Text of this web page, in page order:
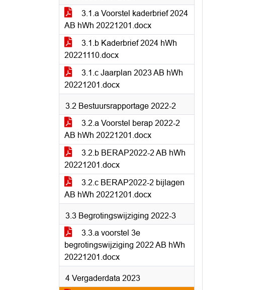
3.1.a Voorstel kaderbrief 2024
AB hWh 20221201.docx
3.1.b Kaderbrief 2024 hWh
20221110.docx
3.1.c Jaarplan 2023 AB hWh
20221201.docx
3.2 Bestuursrapportage 2022-2
3.2.a Voorstel berap 2022-2
AB hWh 20221201.docx
3.2.b BERAP2022-2 AB hWh
20221201.docx
3.2.c BERAP2022-2 bijlagen
AB hWh 20221201.docx
3.3 Begrotingswijziging 2022-3
3.3.a voorstel 3e
begrotingswijziging 2022 AB hWh
20221201.docx
4 Vergaderdata 2023